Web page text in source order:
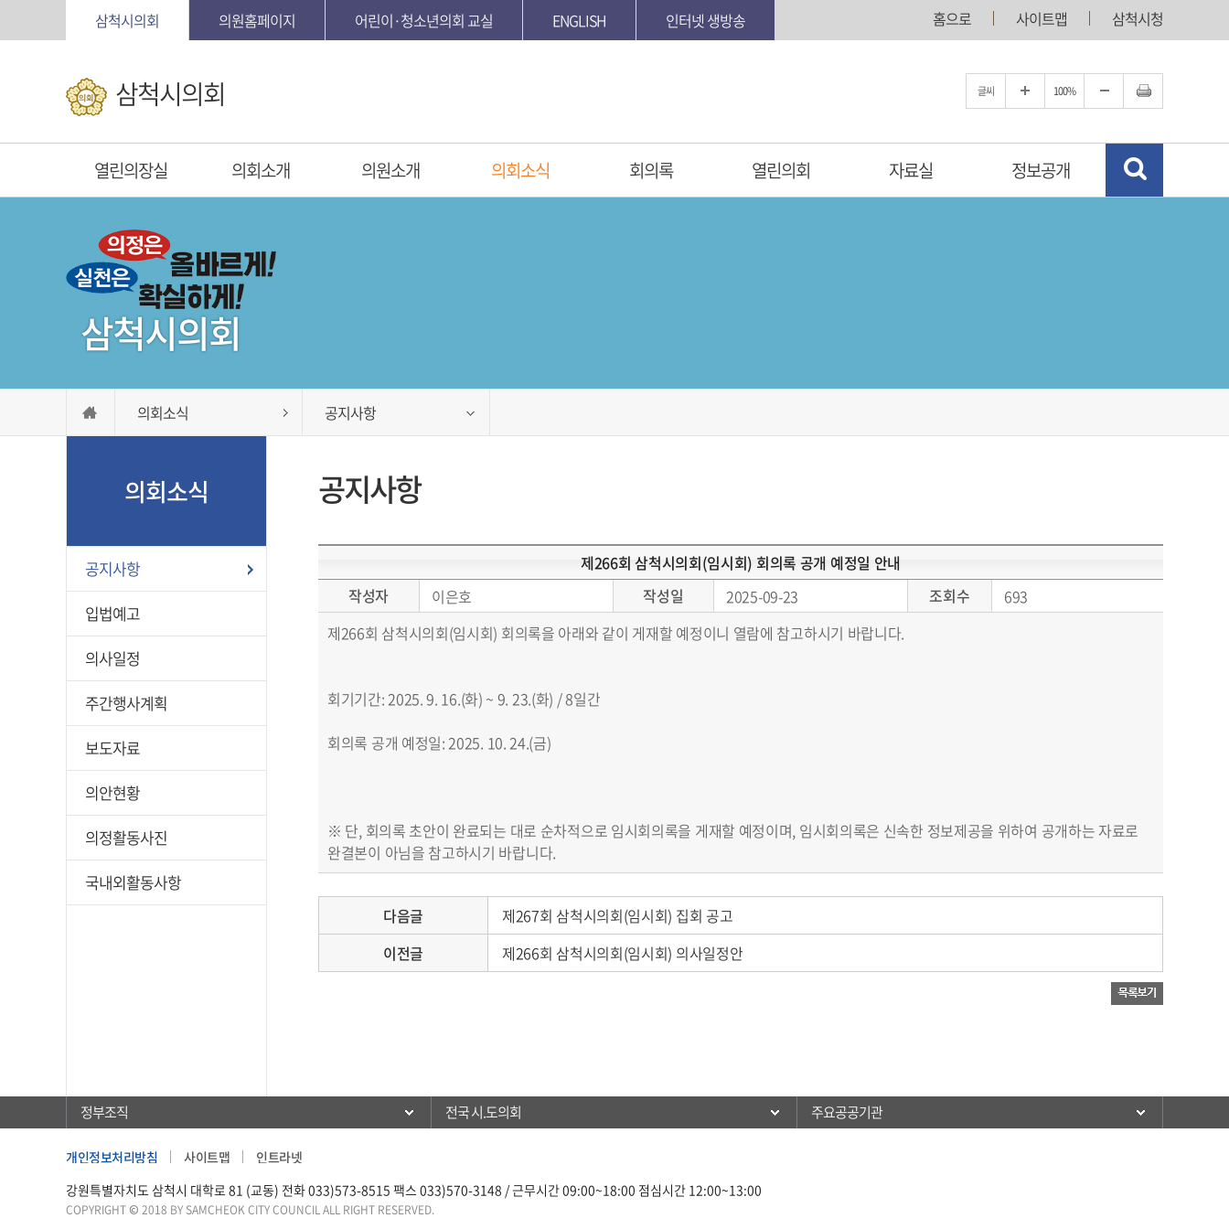
삼척시의회 의원홈페이지 어린이·청소년의회 교실 ENGLISH 인터넷 생방송 홈으로 사이트맵 삼척시청
삼척시의회 글씨 100%
열린의장실 의회소개 의원소개 의회소식 회의록 열린의회 자료실 정보공개
삼척시의회
의회소식 공지사항
의회소식
공지사항
입법예고
의사일정
주간행사계획
보도자료
의안현황
의정활동사진
국내외활동사항
공지사항
제266회 삼척시의회(임시회) 회의록 공개 예정일 안내
작성자
이은호 작성일 2025-09-23 조회수
693
제266회 삼척시의회(임시회) 회의록을 아래와 같이 게재할 예정이니 열람에 참고하시기 바랍니다.
회기기간: 2025. 9. 16.(화) ~ 9. 23.(화) / 8일간
회의록 공개 예정일: 2025. 10. 24.(금)
※ 단, 회의록 초안이 완료되는 대로 순차적으로 임시회의록을 게재할 예정이며, 임시회의록은 신속한 정보제공을 위하여 공개하는 자료로
완결본이 아님을 참고하시기 바랍니다.
다음글
제267회 삼척시의회(임시회) 집회 공고
이전글
제266회 삼척시의회(임시회) 의사일정안
정부조직 전국 시.도의회 주요공공기관
개인정보처리방침 사이트맵
인트라넷
강원특별자치도 삼척시 대학로 81 (교동) 전화 033)573-8515 팩스 033)570-3148 / 근무시간 09:00~18:00 점심시간 12:00~13:00
COPYRIGHT © 2018 BY SAMCHEOK CITY COUNCIL ALL RIGHT RESERVED.